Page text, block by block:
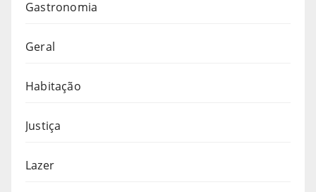
Gastronomia
Geral
Habitação
Justiça
Lazer